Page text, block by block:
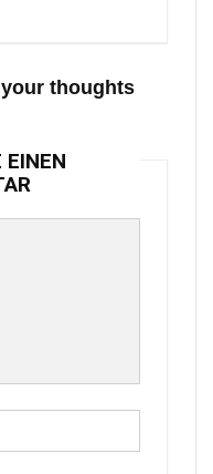
thoughts
EINEN